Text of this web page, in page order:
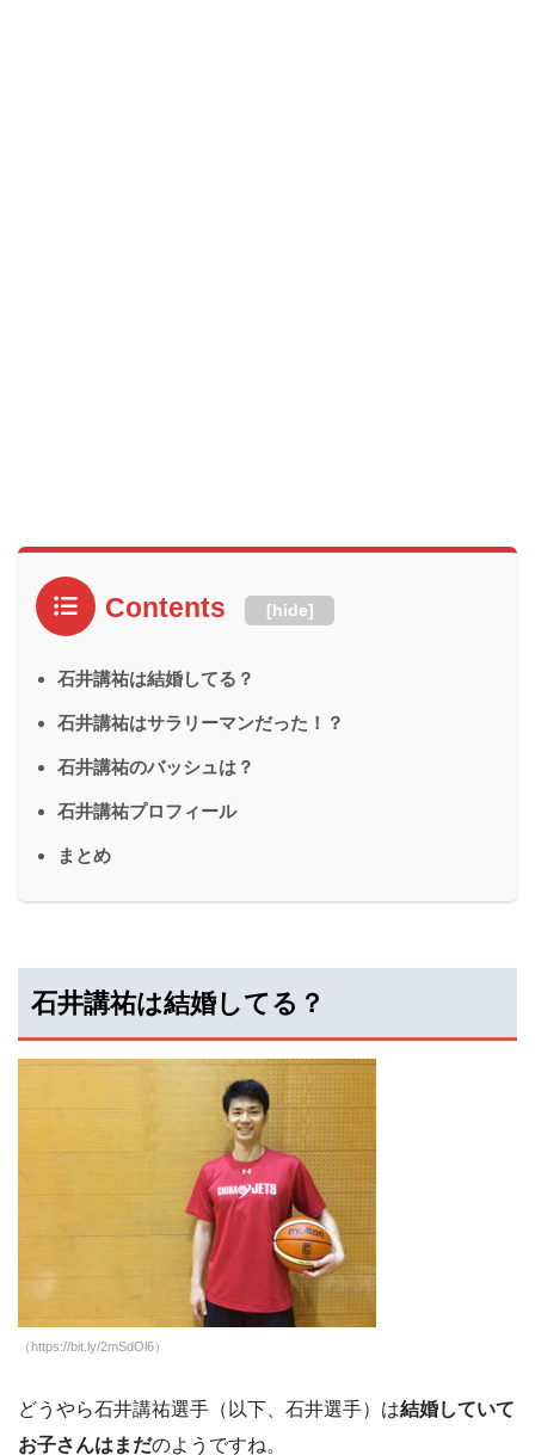
Contents [hide]
石井講祐は結婚してる？
石井講祐はサラリーマンだった！？
石井講祐のバッシュは？
石井講祐プロフィール
まとめ
石井講祐は結婚してる？
（https://bit.ly/2mSdOl6）
どうやら石井講祐選手（以下、石井選手）は結婚していて
お子さんはまだのようですね。